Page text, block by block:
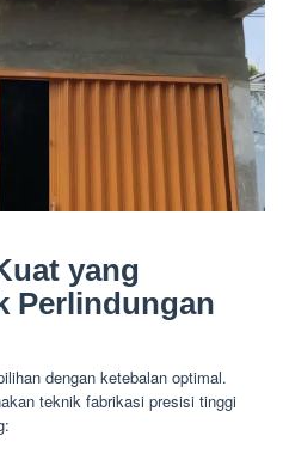
yang
Perlindungan
dengan ketebalan optimal.
teknik fabrikasi presisi tinggi